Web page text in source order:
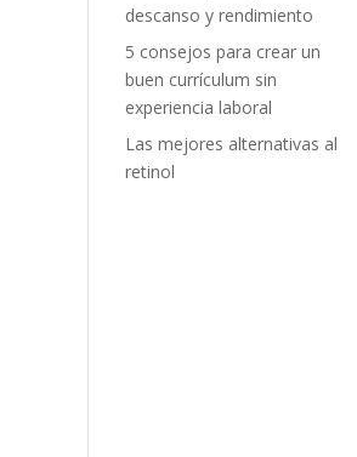
descanso y rendimiento
5 consejos para crear un
buen currículum sin
experiencia laboral
Las mejores alternativas al
retinol